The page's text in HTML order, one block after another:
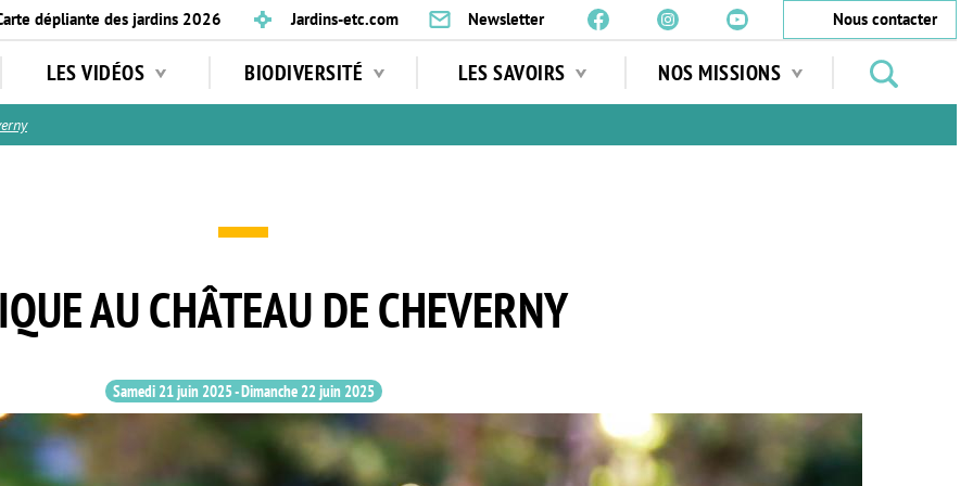
dépliante des jardins 2026 Jardins-etc.com Newsletter
Nous contacter
LES VIDÉOS BIODIVERSITÉ LES SAVOIRS NOS MISSIONS
jardins
AU CHÂTEAU DE CHEVERNY
Samedi 21 juin 2025-Dimanche 22 juin 2025